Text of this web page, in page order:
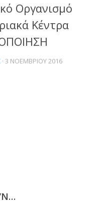
Οργανισμό
Κέντρα
· 3 ΝΟΕΜΒΡΊΟΥ 2016